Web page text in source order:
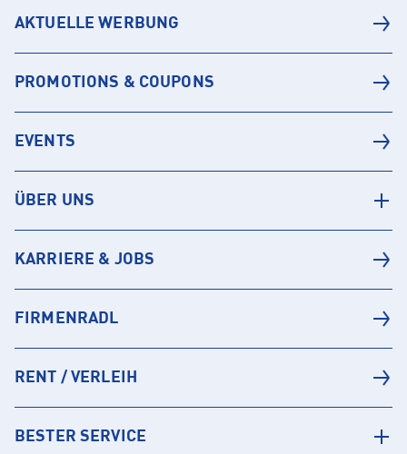
AKTUELLE WERBUNG
PROMOTIONS & COUPONS
EVENTS
ÜBER UNS
KARRIERE & JOBS
FIRMENRADL
RENT / VERLEIH
BESTER SERVICE